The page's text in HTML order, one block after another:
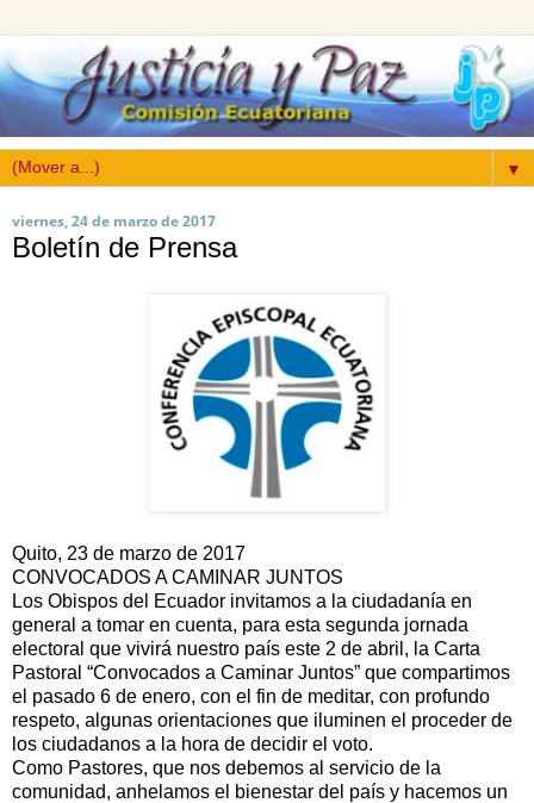
▼
viernes, 24 de marzo de 2017
Boletín de Prensa
Quito, 23 de marzo de 2017
CONVOCADOS A CAMINAR JUNTOS
Los Obispos del Ecuador invitamos a la ciudadanía en
general a tomar en cuenta, para esta segunda jornada
electoral que vivirá nuestro país este 2 de abril, la Carta
Pastoral “Convocados a Caminar Juntos” que compartimos
el pasado 6 de enero, con el fin de meditar, con profundo
respeto, algunas orientaciones que iluminen el proceder de
los ciudadanos a la hora de decidir el voto.
Como Pastores, que nos debemos al servicio de la
comunidad, anhelamos el bienestar del país y hacemos un